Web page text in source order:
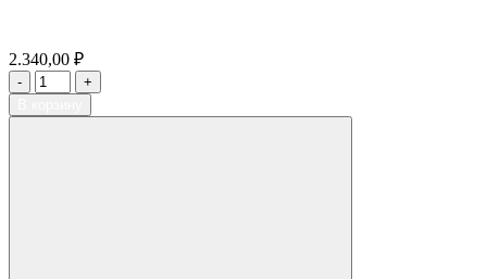
2.340,00 ₽